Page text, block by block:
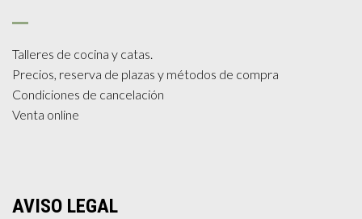
Talleres de cocina y catas.
Precios, reserva de plazas y métodos de compra
Condiciones de cancelación
Venta online
AVISO LEGAL